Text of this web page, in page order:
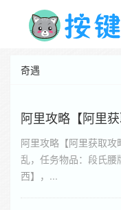
奇遇
阿里攻略【阿里
阿里攻略【阿里获取攻
乱，任务物品：段氏
西】，...